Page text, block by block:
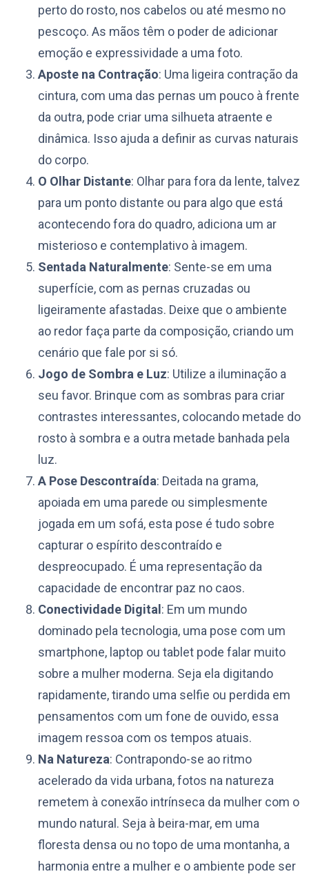
perto do rosto, nos cabelos ou até mesmo no
pescoço. As mãos têm o poder de adicionar
emoção e expressividade a uma foto.
Aposte na Contração: Uma ligeira contração da
cintura, com uma das pernas um pouco à frente
da outra, pode criar uma silhueta atraente e
dinâmica. Isso ajuda a definir as curvas naturais
do corpo.
O Olhar Distante: Olhar para fora da lente, talvez
para um ponto distante ou para algo que está
acontecendo fora do quadro, adiciona um ar
misterioso e contemplativo à imagem.
Sentada Naturalmente: Sente-se em uma
superfície, com as pernas cruzadas ou
ligeiramente afastadas. Deixe que o ambiente
ao redor faça parte da composição, criando um
cenário que fale por si só.
Jogo de Sombra e Luz: Utilize a iluminação a
seu favor. Brinque com as sombras para criar
contrastes interessantes, colocando metade do
rosto à sombra e a outra metade banhada pela
luz.
A Pose Descontraída: Deitada na grama,
apoiada em uma parede ou simplesmente
jogada em um sofá, esta pose é tudo sobre
capturar o espírito descontraído e
despreocupado. É uma representação da
capacidade de encontrar paz no caos.
Conectividade Digital : Em um mundo
dominado pela tecnologia, uma pose com um
smartphone, laptop ou tablet pode falar muito
sobre a mulher moderna. Seja ela digitando
rapidamente, tirando uma selfie ou perdida em
pensamentos com um fone de ouvido, essa
imagem ressoa com os tempos atuais.
Na Natureza: Contrapondo-se ao ritmo
acelerado da vida urbana, fotos na natureza
remetem à conexão intrínseca da mulher com o
mundo natural. Seja à beira-mar, em uma
floresta densa ou no topo de uma montanha, a
harmonia entre a mulher e o ambiente pode ser